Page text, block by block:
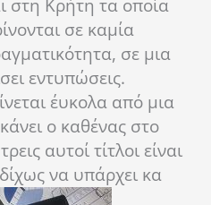
στη Κρήτη τα οποία
σε καμία
σε μια
εντυπώσεις.
έυκολα από μια
ο καθένας στο
αυτοί τίτλοι είναι
να υπάρχει κα